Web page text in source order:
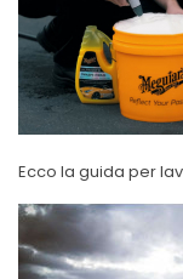
Ecco la guida per